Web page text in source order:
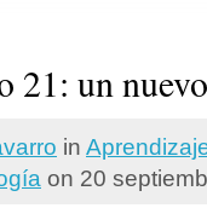
21: un
in
on 20